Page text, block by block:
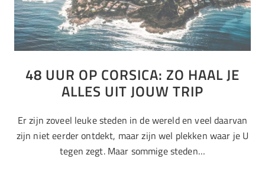
48 UUR OP CORSICA: ZO HAAL JE
ALLES UIT JOUW TRIP
Er zijn zoveel leuke steden in de wereld en veel daarvan
zijn niet eerder ontdekt, maar zijn wel plekken waar je U
tegen zegt. Maar sommige steden…